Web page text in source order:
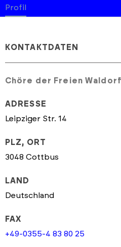
Profil
KONTAKTDATEN
Chöre der Freien
ADRESSE
Leipziger Str. 14
PLZ, ORT
3048 Cottbus
LAND
Deutschland
FAX
+49-0355-4 83 80 25